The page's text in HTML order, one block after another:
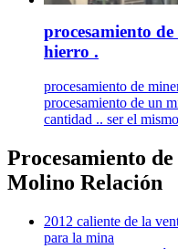
procesamiento
hierro .
procesamiento de
procesamiento de un
cantidad .. ser el
Procesamiento
Molino Relación
2012 caliente de la
para la mina